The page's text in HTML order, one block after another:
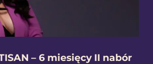
– 6 miesięcy II nabór